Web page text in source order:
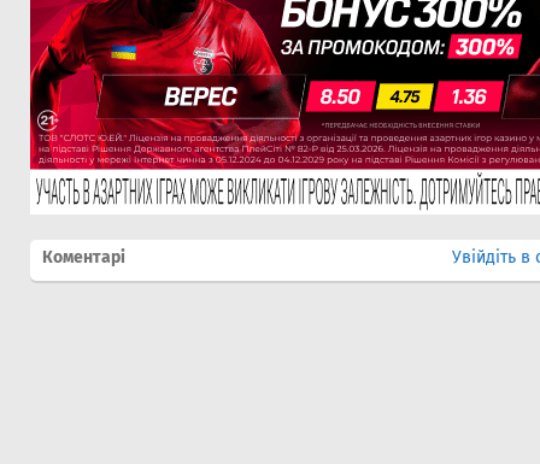
Коментарі Увійдіть в